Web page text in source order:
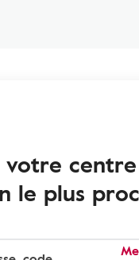
votre centre
le plus
Me